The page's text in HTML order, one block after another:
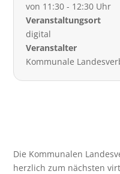
von 11:30 - 12:30 Uhr
Veranstaltungsort
digital
Veranstalter
Kommunale
Die Kommunalen
herzlich zum nächsten